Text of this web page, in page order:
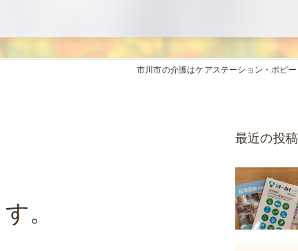
市川市の介護はケアステーション・ポピー
。
最近の投稿